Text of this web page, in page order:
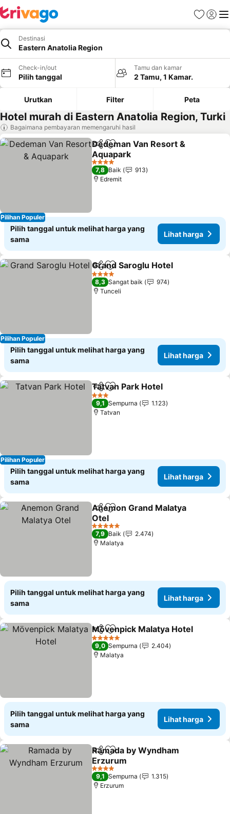
FavoritLogin
Destinasi
Eastern Anatolia Region
Check-in/out
Pilih tanggal
Tamu dan kamar
2 Tamu, 1 Kamar.
Urutkan Filter Peta
Hotel murah di Eastern Anatolia Region, Turki
Bagaimana pembayaran memengaruhi hasil
Pilihan Populer
BagikanTambahkan ke favorit
Dedeman Van Resort &
Aquapark
Lihat harga
4 Bintang
7,8 Baik
913
Edremit
Pilih tanggal untuk melihat harga yang
sama
Lihat harga
Pilihan Populer
BagikanTambahkan ke favorit
Grand Saroglu Hotel
4 Bintang
8,3 Sangat baik
974
Tunceli
Pilih tanggal untuk melihat harga yang
sama
Lihat harga
Pilihan Populer
BagikanTambahkan ke favorit
Tatvan Park Hotel
3 Bintang
9,1 Sempurna
1.123
Tatvan
Pilih tanggal untuk melihat harga yang
sama
Lihat harga
BagikanTambahkan ke favorit
Anemon Grand Malatya
Otel
Lihat harga
5 Bintang
7,9 Baik
2.474
Malatya
Pilih tanggal untuk melihat harga yang
sama
Lihat harga
BagikanTambahkan ke favorit
Mövenpick Malatya Hotel
5 Bintang
9,0 Sempurna
2.404
Malatya
Pilih tanggal untuk melihat harga yang
sama
Lihat harga
BagikanTambahkan ke favorit
Ramada by Wyndham
Erzurum
Lihat harga
4 Bintang
9,1 Sempurna
1.315
Erzurum